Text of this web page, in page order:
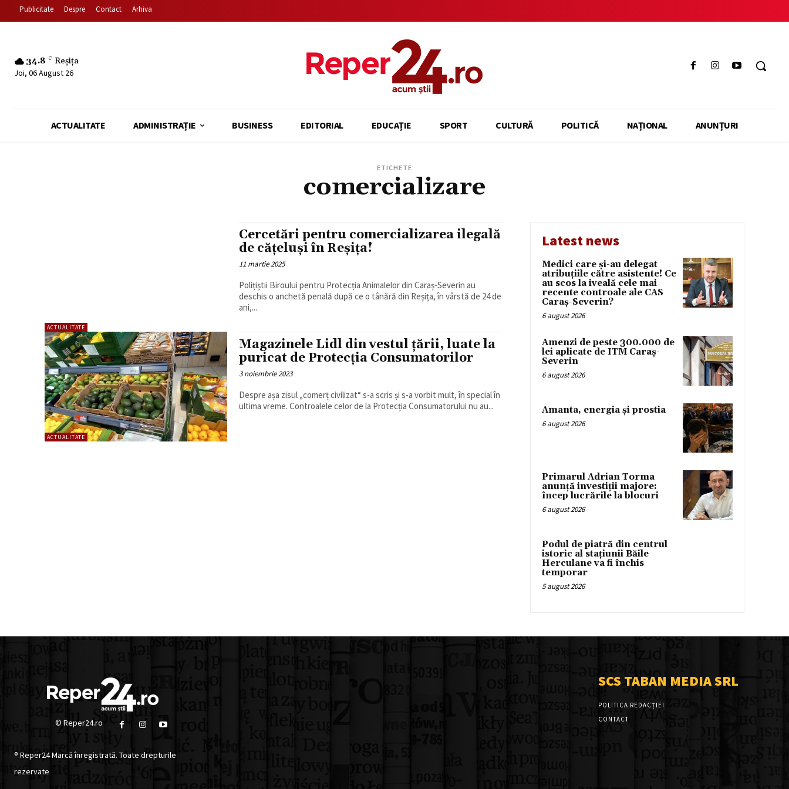
Publicitate Despre Contact Arhiva
34.8 C Reșița
Joi, 06 August 26
ACTUALITATE ADMINISTRAȚIE BUSINESS EDITORIAL EDUCAȚIE SPORT CULTURĂ POLITICĂ NAȚIONAL ANUNȚURI
ETICHETE
comercializare
ACTUALITATE
Cercetări pentru comercializarea ilegală
de cățeluși în Reșița!
11 martie 2025
Polițiștii Biroului pentru Protecția Animalelor din Caraș-Severin au
deschis o anchetă penală după ce o tânără din Reșița, în vârstă de 24 de
ani,...
ACTUALITATE
Magazinele Lidl din vestul țării, luate la
puricat de Protecția Consumatorilor
3 noiembrie 2023
Despre așa zisul „comerț civilizat“ s-a scris și s-a vorbit mult, în special în
ultima vreme. Controalele celor de la Protecția Consumatorului nu au...
Latest news
Medici care și-au delegat
atribuțiile către asistente! Ce
au scos la iveală cele mai
recente controale ale CAS
Caraș-Severin?
6 august 2026
Amenzi de peste 300.000 de
lei aplicate de ITM Caraș-
Severin
6 august 2026
Amanta, energia și prostia
6 august 2026
Primarul Adrian Torma
anunță investiții majore:
încep lucrările la blocuri
6 august 2026
Podul de piatră din centrul
istoric al stațiunii Băile
Herculane va fi închis
temporar
5 august 2026
© Reper24.ro
® Reper24 Marcă înregistrată. Toate drepturile
rezervate
SCS TABAN MEDIA SRL
POLITICA REDACȚIEI
CONTACT